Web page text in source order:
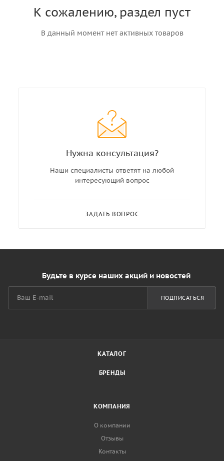
К сожалению, раздел пуст
В данный момент нет активных товаров
Нужна консультация?
Наши специалисты ответят на любой
интересующий вопрос
ЗАДАТЬ ВОПРОС
Будьте в курсе наших акций и новостей
ПОДПИСАТЬСЯ
КАТАЛОГ
БРЕНДЫ
КОМПАНИЯ
О компании
Отзывы
Контакты